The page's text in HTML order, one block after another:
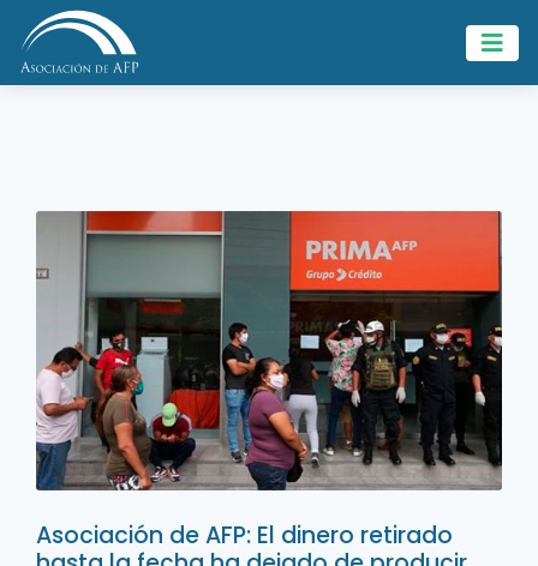
Asociación de AFP: El dinero retirado